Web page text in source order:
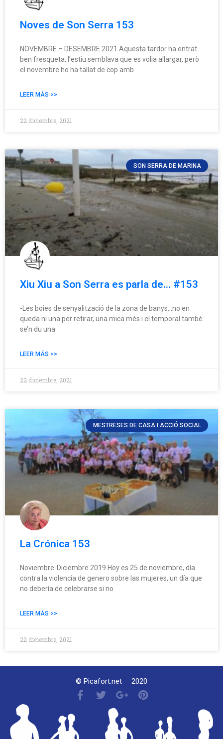
Noves de Son Serra 153
NOVEMBRE – DESEMBRE 2021 Aquesta tardor ha entrat
ben fresqueta, l’estiu semblava que es volia allargar, però
el novembre ho ha tallat de cop amb
LEER MÁS >>
22 diciembre, 2021
SON SERRA DE MARINA
Xiu Xiu a Son Serra es parla de… #153
-Les boies de senyalització de la zona de banys…no en
queda ni una per retirar, una mica més i el temporal també
se’n du una
LEER MÁS >>
22 diciembre, 2021
MESTRESES DE CASA I ACCIÓ SOCIAL
La Crónica 153
Noviembre-Diciembre 2019 Hoy es 25 de noviembre, día
contra la violencia de genero sobre las mujeres, un día que
no debería de celebrarse si no
LEER MÁS >>
22 diciembre, 2021
© Picafort.net · 2020